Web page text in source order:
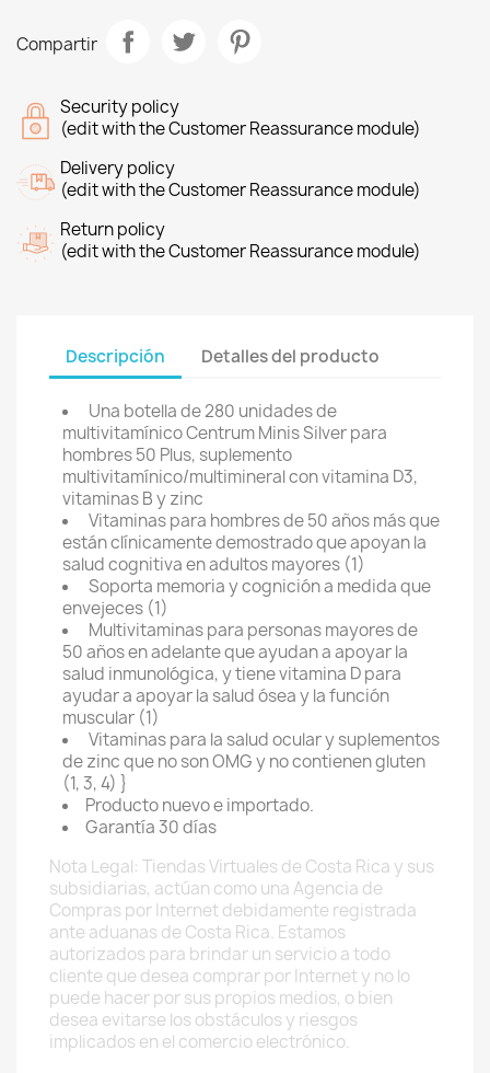
Compartir
Security policy
(edit with the Customer Reassurance module)
Delivery policy
(edit with the Customer Reassurance module)
Return policy
(edit with the Customer Reassurance module)
Descripción Detalles del producto
Una botella de 280 unidades de
multivitamínico Centrum Minis Silver para
hombres 50 Plus, suplemento
multivitamínico/multimineral con vitamina D3,
vitaminas B y zinc
Vitaminas para hombres de 50 años más que
están clínicamente demostrado que apoyan la
salud cognitiva en adultos mayores (1)
Soporta memoria y cognición a medida que
envejeces (1)
Multivitaminas para personas mayores de
50 años en adelante que ayudan a apoyar la
salud inmunológica, y tiene vitamina D para
ayudar a apoyar la salud ósea y la función
muscular (1)
Vitaminas para la salud ocular y suplementos
de zinc que no son OMG y no contienen gluten
(1, 3, 4) }
Producto nuevo e importado.
Garantía 30 días
Nota Legal: Tiendas Virtuales de Costa Rica y sus
subsidiarias, actúan como una Agencia de
Compras por Internet debidamente registrada
ante aduanas de Costa Rica. Estamos
autorizados para brindar un servicio a todo
cliente que desea comprar por Internet y no lo
puede hacer por sus propios medios, o bien
desea evitarse los obstáculos y riesgos
implicados en el comercio electrónico.